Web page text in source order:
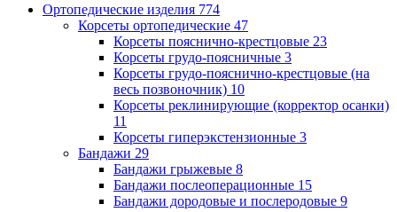
Ортопедические изделия 774
Корсеты ортопедические 47
Корсеты пояснично-крестцовые 23
Корсеты грудо-поясничные 3
Корсеты грудо-пояснично-крестцовые (на
весь позвоночник) 10
Корсеты реклинирующие (корректор осанки)
11
Корсеты гиперэкстензионные 3
Бандажи 29
Бандажи грыжевые 8
Бандажи послеоперационные 15
Бандажи дородовые и послеродовые 9